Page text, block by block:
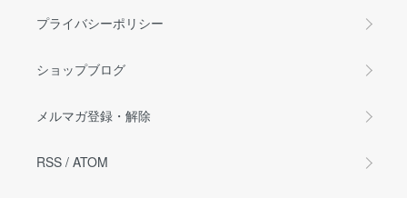
プライバシーポリシー
ショップブログ
メルマガ登録・解除
RSS / ATOM